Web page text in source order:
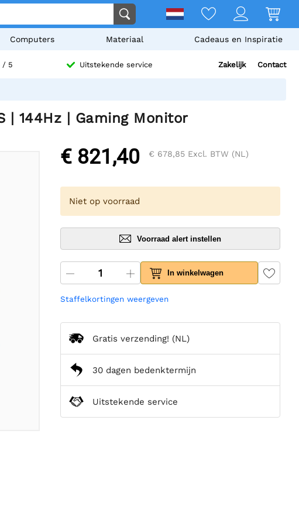
Computers Materiaal Cadeaus en Inspiratie
/ 5 Uitstekende service Zakelijk Contact
| 144Hz | Gaming Monitor
€ 821,40 € 678,85 Excl. BTW (NL)
Niet op voorraad
Voorraad alert instellen
In winkelwagen
Staffelkortingen weergeven
Gratis verzending! (NL)
30 dagen bedenktermijn
Uitstekende service